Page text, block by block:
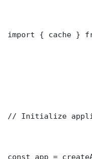
import { cache }
// Initialize
const app =